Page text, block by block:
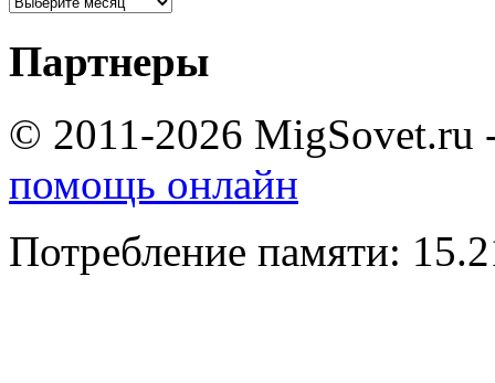
Партнеры
© 2011-2026 MigSovet.ru
помощь онлайн
Потребление памяти: